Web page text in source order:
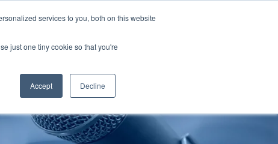
services to you, both on this website
just one tiny cookie so that you're
Accept Decline
Contactez-Nous